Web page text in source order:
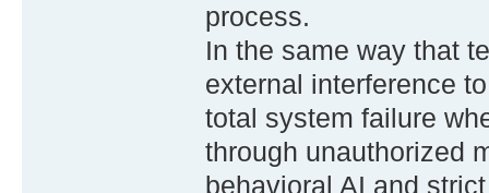
process.
In the same way that
external interference
total system failure
through unauthorized
behavioral AI and